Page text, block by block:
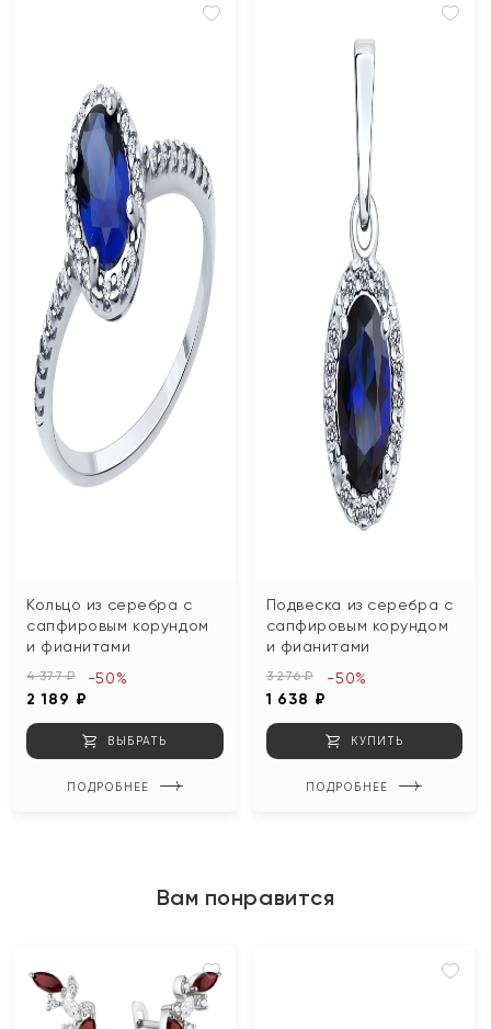
Кольцо из серебра с
сапфировым корундом
и фианитами
4 377 ₽
2 189 ₽
-50%
ВЫБРАТЬ
ПОДРОБНЕЕ
Подвеска из серебра с
сапфировым корундом
и фианитами
3 276 ₽
1 638 ₽
-50%
КУПИТЬ
ПОДРОБНЕЕ
Вам понравится